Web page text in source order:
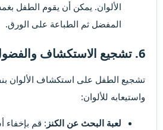
الألوان. يمكن أن يقوم الطفل
المفضل ثم الطباعة على الورق.
6. تشجيع الاستكشاف والفضول​
تشجيع الطفل على استكشاف الألوان
واستيعابه للألوان:
لعبة البحث عن الكنز : قم بإخفاء